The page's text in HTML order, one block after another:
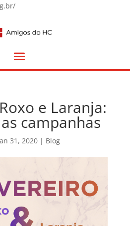
e Laranja:
campanhas
31, 2020| Blog